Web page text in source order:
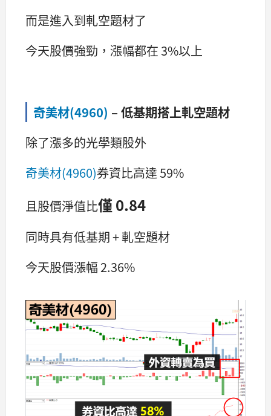
而是進入到軋空題材了
今天股價強勁，漲幅都在 3%以上
奇美材(4960) – 低基期搭上軋空題材
除了漲多的光學類股外
奇美材(4960)券資比高達 59%
且股價淨值比僅 0.84
同時具有低基期 + 軋空題材
今天股價漲幅 2.36%